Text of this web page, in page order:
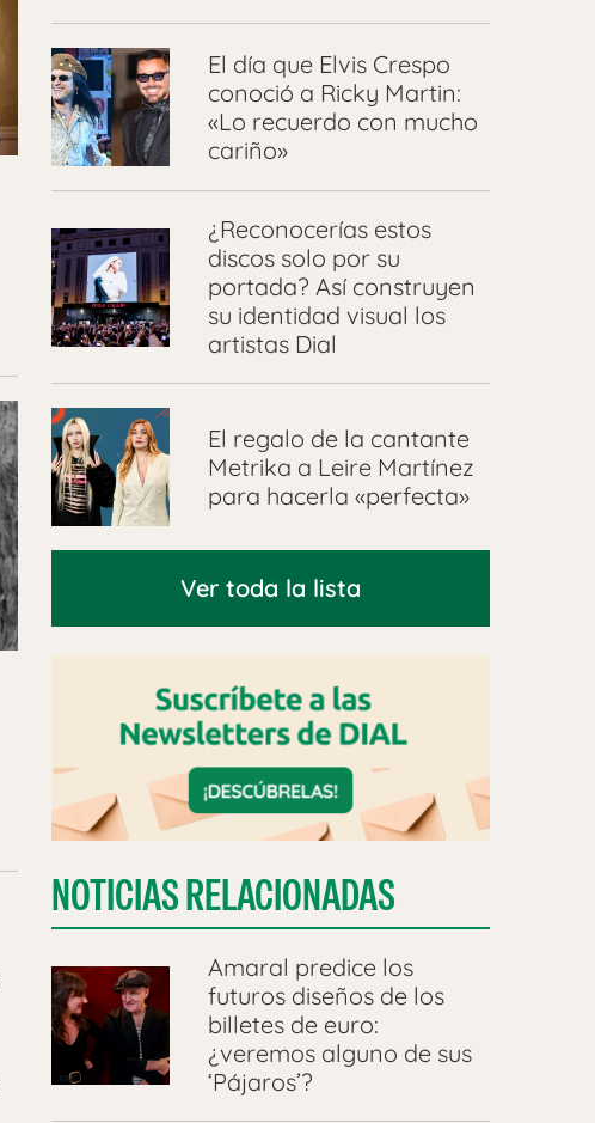
El día que Elvis Crespo
conoció a Ricky Martin:
«Lo recuerdo con mucho
cariño»
¿Reconocerías estos
discos solo por su
portada? Así construyen
su identidad visual los
artistas Dial
El regalo de la cantante
Metrika a Leire Martínez
para hacerla «perfecta»
Ver toda la lista
NOTICIAS RELACIONADAS
Amaral predice los
futuros diseños de los
billetes de euro:
¿veremos alguno de sus
‘Pájaros’?